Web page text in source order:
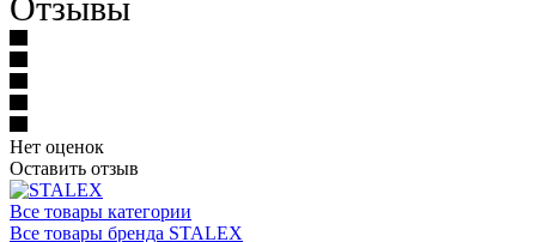
Отзывы
Нет оценок
Оставить отзыв
Все товары категории
Все товары бренда STALEX